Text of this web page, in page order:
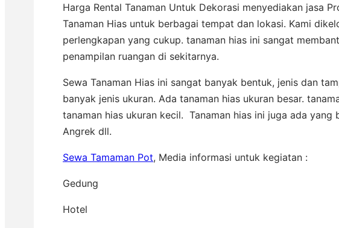
Harga Rental Tanaman Untuk Dekorasi menyediakan jasa
Tanaman Hias untuk berbagai tempat dan lokasi. Kami
perlengkapan yang cukup. tanaman hias ini sangat
penampilan ruangan di sekitarnya.
Sewa Tanaman Hias ini sangat banyak bentuk, jenis dan
banyak jenis ukuran. Ada tanaman hias ukuran besar.
tanaman hias ukuran kecil. Tanaman hias ini juga ada yang
Angrek dll.
Sewa Tamaman Pot, Media informasi untuk kegiatan :
Gedung
Hotel